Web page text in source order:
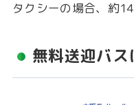
タクシーの場合、約14
無料送迎バス